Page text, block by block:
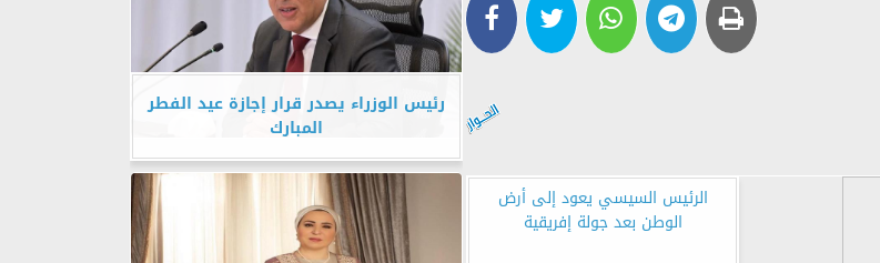
الرئيس السيسي يعود إلى أرض
الوطن بعد جولة إفريقية
رئيس الوزراء يصدر قرار إجازة عيد الفطر
المبارك